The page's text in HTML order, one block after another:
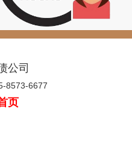
公司
8573-6677
页